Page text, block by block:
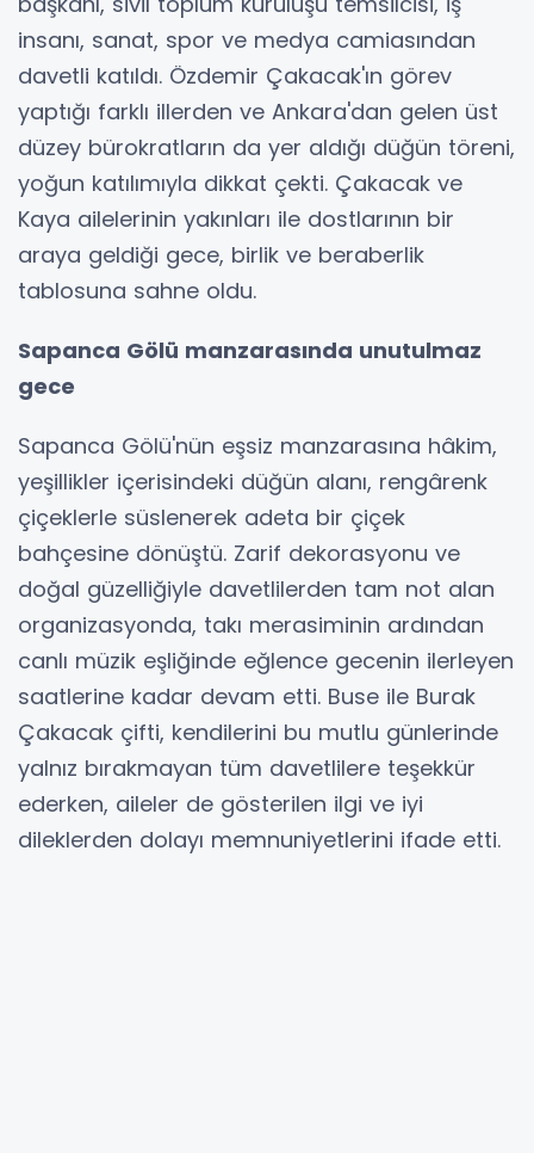
insanı, sanat, spor ve medya camiasından
davetli katıldı. Özdemir Çakacak'ın görev
yaptığı farklı illerden ve Ankara'dan gelen üst
düzey bürokratların da yer aldığı düğün töreni,
yoğun katılımıyla dikkat çekti. Çakacak ve
Kaya ailelerinin yakınları ile dostlarının bir
araya geldiği gece, birlik ve beraberlik
tablosuna sahne oldu.
Sapanca Gölü manzarasında unutulmaz
gece
Sapanca Gölü'nün eşsiz manzarasına hâkim,
yeşillikler içerisindeki düğün alanı, rengârenk
çiçeklerle süslenerek adeta bir çiçek
bahçesine dönüştü. Zarif dekorasyonu ve
doğal güzelliğiyle davetlilerden tam not alan
organizasyonda, takı merasiminin ardından
canlı müzik eşliğinde eğlence gecenin ilerleyen
saatlerine kadar devam etti. Buse ile Burak
Çakacak çifti, kendilerini bu mutlu günlerinde
yalnız bırakmayan tüm davetlilere teşekkür
ederken, aileler de gösterilen ilgi ve iyi
dileklerden dolayı memnuniyetlerini ifade etti.